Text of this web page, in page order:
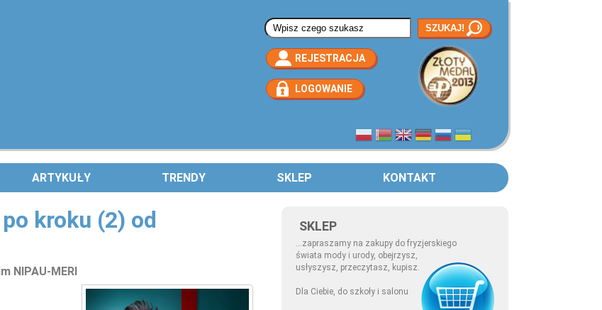
Formularz wyszukiwania
REJESTRACJA
LOGOWANIE
ARTYKUŁY TRENDY SKLEP KONTAKT
SKLEP
...zapraszamy na zakupy do fryzjerskiego
świata mody i urody, obejrzysz,
usłyszysz, przeczytasz, kupisz.
Dla Ciebie, do szkoły i salonu
kroku (2) od
NIPAU-MERI